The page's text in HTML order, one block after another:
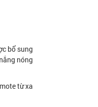
bổ sung
nóng
từ xa